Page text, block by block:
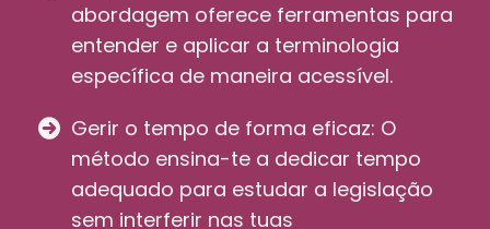
abordagem oferece ferramentas para
entender e aplicar a terminologia
específica de maneira acessível.
Gerir o tempo de forma eficaz: O
método ensina-te a dedicar tempo
adequado para estudar a legislação
sem interferir nas tuas